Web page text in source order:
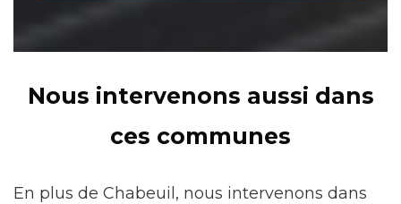
Nous intervenons aussi dans
ces communes
En plus de Chabeuil, nous intervenons dans